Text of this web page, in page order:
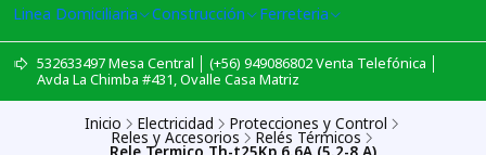
Linea Domiciliaria Construcción Ferreteria
532633497 Mesa Central │ (+56) 949086802 Venta Telefónica │
Avda La Chimba #431, Ovalle Casa Matriz
Inicio Electricidad Protecciones y Control
Reles y Accesorios Relés Térmicos